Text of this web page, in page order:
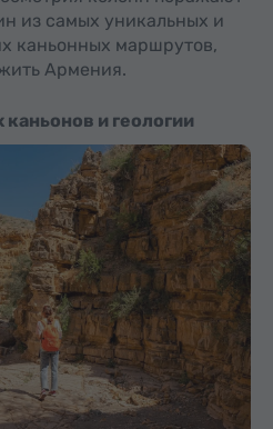
из самых уникальных и
каньонных маршрутов,
Армения.
и геологии